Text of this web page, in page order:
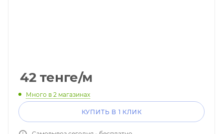
42 тенге/м
Много в 2 магазинах
КУПИТЬ В 1 КЛИК